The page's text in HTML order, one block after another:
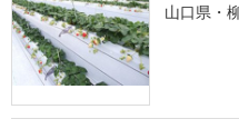
山口県・